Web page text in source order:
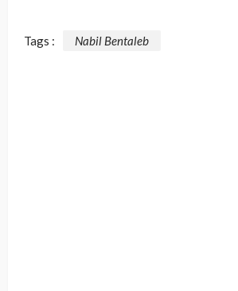
Tags : Nabil Bentaleb